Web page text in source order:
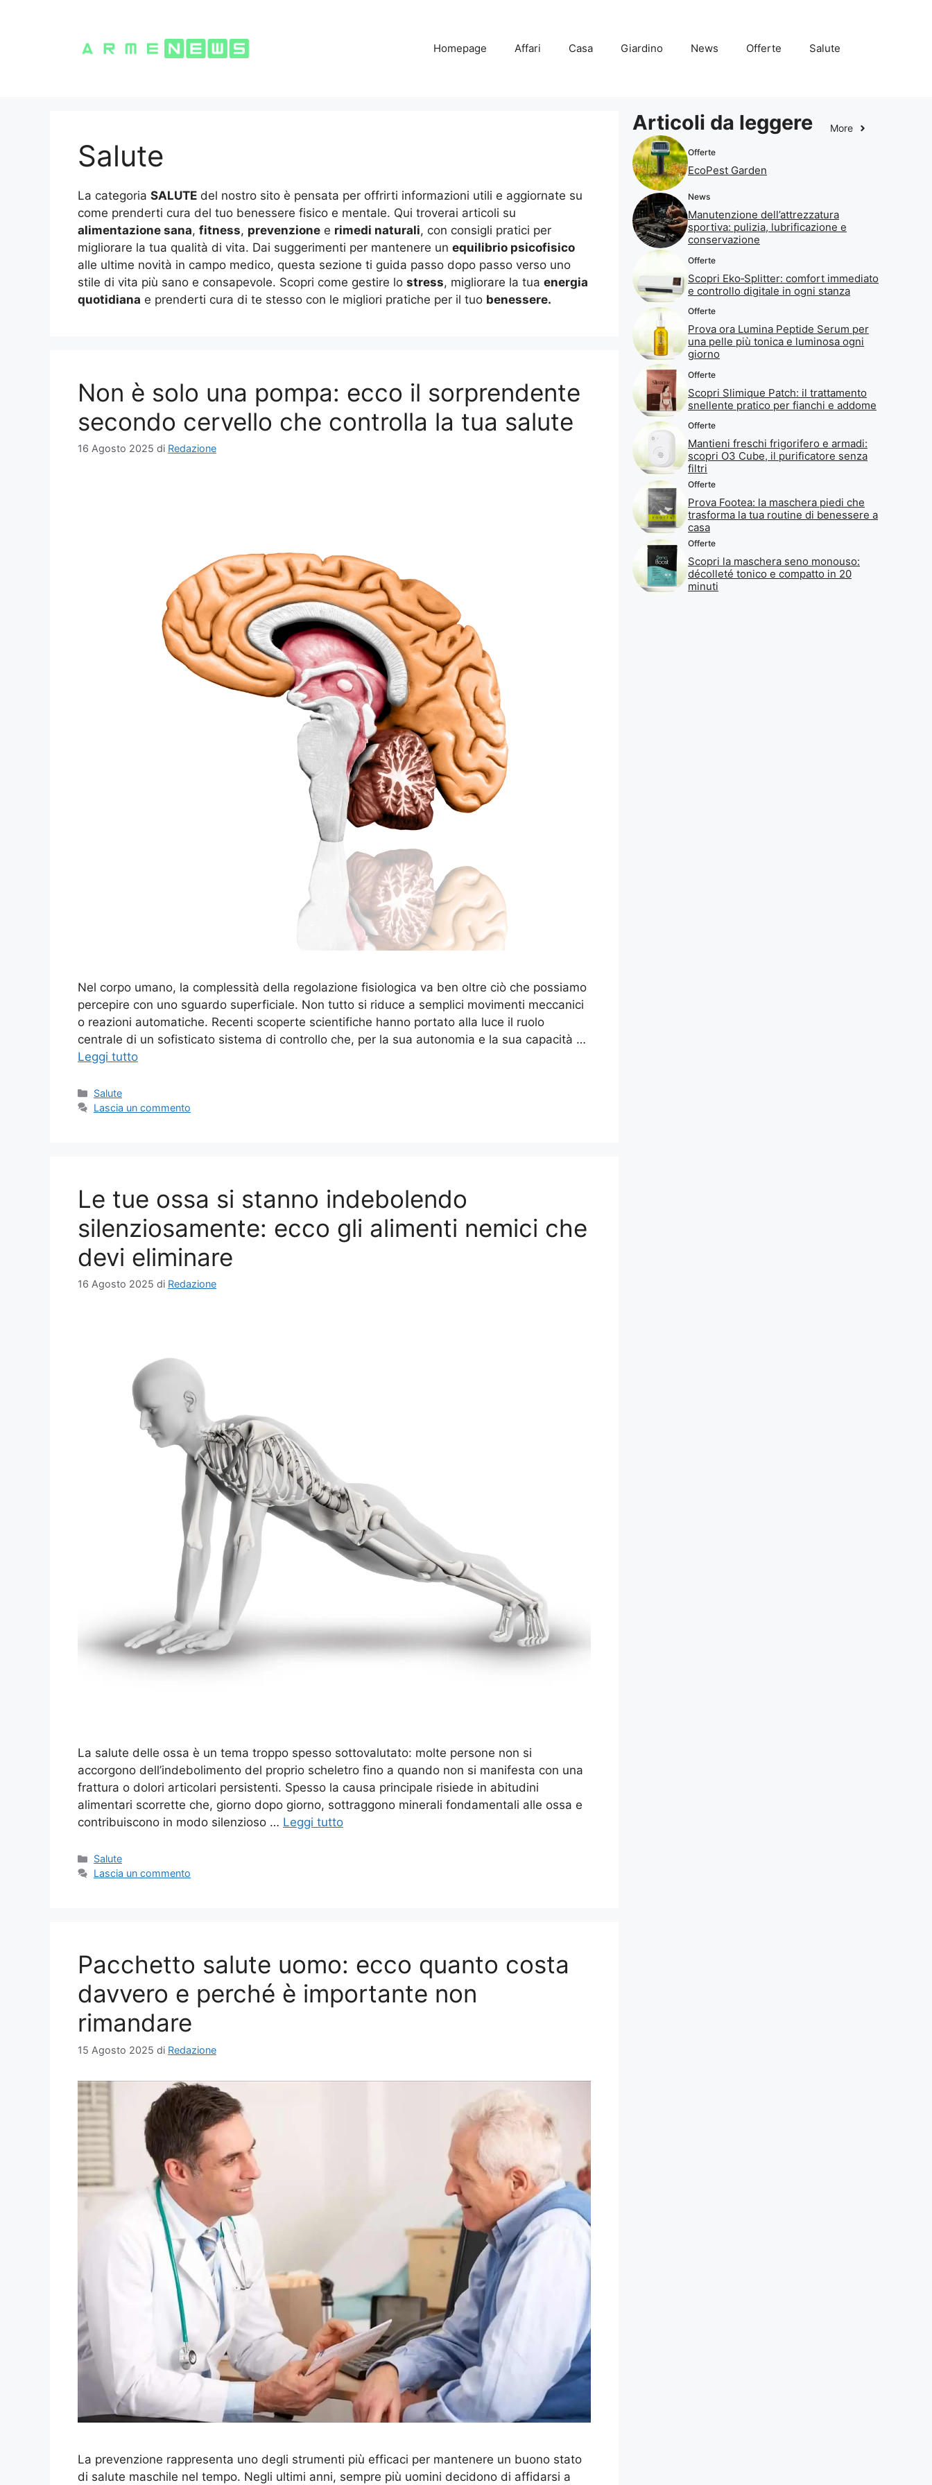
Homepage Affari Casa Giardino News Offerte Salute
Salute
La categoria SALUTE del nostro sito è pensata per offrirti informazioni utili e aggiornate su
come prenderti cura del tuo benessere fisico e mentale. Qui troverai articoli su
alimentazione sana, fitness, prevenzione e rimedi naturali, con consigli pratici per
migliorare la tua qualità di vita. Dai suggerimenti per mantenere un equilibrio psicofisico
alle ultime novità in campo medico, questa sezione ti guida passo dopo passo verso uno
stile di vita più sano e consapevole. Scopri come gestire lo stress, migliorare la tua energia
quotidiana e prenderti cura di te stesso con le migliori pratiche per il tuo benessere.
Non è solo una pompa: ecco il sorprendente
secondo cervello che controlla la tua salute
16 Agosto 2025 di Redazione
Nel corpo umano, la complessità della regolazione fisiologica va ben oltre ciò che possiamo
percepire con uno sguardo superficiale. Non tutto si riduce a semplici movimenti meccanici
o reazioni automatiche. Recenti scoperte scientifiche hanno portato alla luce il ruolo
centrale di un sofisticato sistema di controllo che, per la sua autonomia e la sua capacità …
Leggi tutto
Categorie
Salute
Lascia un commento
Le tue ossa si stanno indebolendo
silenziosamente: ecco gli alimenti nemici che
devi eliminare
16 Agosto 2025 di Redazione
La salute delle ossa è un tema troppo spesso sottovalutato: molte persone non si
accorgono dell’indebolimento del proprio scheletro fino a quando non si manifesta con una
frattura o dolori articolari persistenti. Spesso la causa principale risiede in abitudini
alimentari scorrette che, giorno dopo giorno, sottraggono minerali fondamentali alle ossa e
contribuiscono in modo silenzioso … Leggi tutto
Categorie
Salute
Lascia un commento
Pacchetto salute uomo: ecco quanto costa
davvero e perché è importante non
rimandare
15 Agosto 2025 di Redazione
La prevenzione rappresenta uno degli strumenti più efficaci per mantenere un buono stato
di salute maschile nel tempo. Negli ultimi anni, sempre più uomini decidono di affidarsi a
Articoli da leggere More
Offerte
EcoPest Garden
News
Manutenzione dell’attrezzatura
sportiva: pulizia, lubrificazione e
conservazione
Offerte
Scopri Eko‑Splitter: comfort immediato
e controllo digitale in ogni stanza
Offerte
Prova ora Lumina Peptide Serum per
una pelle più tonica e luminosa ogni
giorno
Offerte
Scopri Slimique Patch: il trattamento
snellente pratico per fianchi e addome
Offerte
Mantieni freschi frigorifero e armadi:
scopri O3 Cube, il purificatore senza
filtri
Offerte
Prova Footea: la maschera piedi che
trasforma la tua routine di benessere a
casa
Offerte
Scopri la maschera seno monouso:
décolleté tonico e compatto in 20
minuti